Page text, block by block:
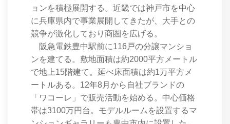
ョンを積極展開する。近畿では神戸市を中心
に兵庫県内で事業展開してきたが、大手との
競争が激化しており商圏を広げる。
阪急電鉄豊中駅前に116戸の分譲マンショ
ンを建てる。敷地面積は約2000平方メートル
で地上15階建て。延べ床面積は約1万平方メ
ートルある。12年8月から自社ブランドの
「ワコーレ」で販売活動を始める。中心価格
帯は3100万円台。モデルルームを設置するマ